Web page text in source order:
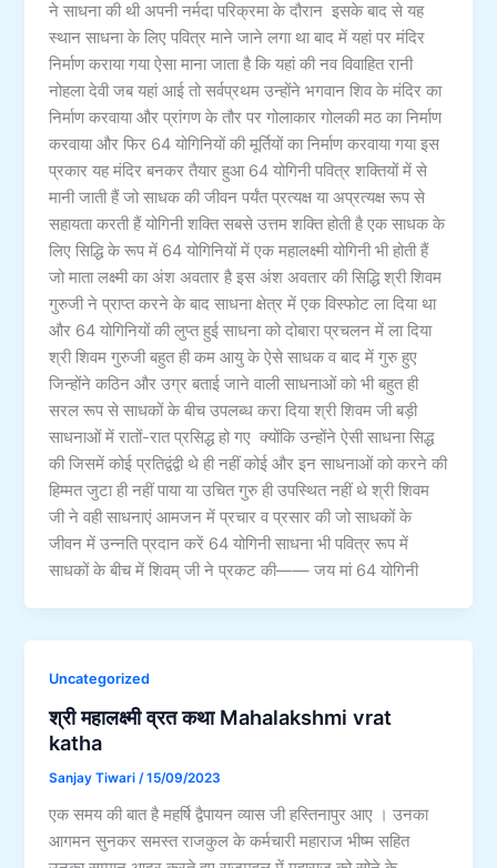
ने साधना की थी अपनी नर्मदा परिक्रमा के दौरान इसके बाद से यह
स्थान साधना के लिए पवित्र माने जाने लगा था बाद में यहां पर मंदिर
निर्माण कराया गया ऐसा माना जाता है कि यहां की नव विवाहित रानी
नोहला देवी जब यहां आई तो सर्वप्रथम उन्होंने भगवान शिव के मंदिर का
निर्माण करवाया और प्रांगण के तौर पर गोलाकार गोलकी मठ का निर्माण
करवाया और फिर 64 योगिनियों की मूर्तियों का निर्माण करवाया गया इस
प्रकार यह मंदिर बनकर तैयार हुआ 64 योगिनी पवित्र शक्तियों में से
मानी जाती हैं जो साधक की जीवन पर्यंत प्रत्यक्ष या अप्रत्यक्ष रूप से
सहायता करती हैं योगिनी शक्ति सबसे उत्तम शक्ति होती है एक साधक के
लिए सिद्धि के रूप में 64 योगिनियों में एक महालक्ष्मी योगिनी भी होती हैं
जो माता लक्ष्मी का अंश अवतार है इस अंश अवतार की सिद्धि श्री शिवम
गुरुजी ने प्राप्त करने के बाद साधना क्षेत्र में एक विस्फोट ला दिया था
और 64 योगिनियों की लुप्त हुई साधना को दोबारा प्रचलन में ला दिया
श्री शिवम गुरुजी बहुत ही कम आयु के ऐसे साधक व बाद में गुरु हुए
जिन्होंने कठिन और उग्र बताई जाने वाली साधनाओं को भी बहुत ही
सरल रूप से साधकों के बीच उपलब्ध करा दिया श्री शिवम जी बड़ी
साधनाओं में रातों-रात प्रसिद्ध हो गए क्योंकि उन्होंने ऐसी साधना सिद्ध
की जिसमें कोई प्रतिद्वंद्वी थे ही नहीं कोई और इन साधनाओं को करने की
हिम्मत जुटा ही नहीं पाया या उचित गुरु ही उपस्थित नहीं थे श्री शिवम
जी ने वही साधनाएं आमजन में प्रचार व प्रसार की जो साधकों के
जीवन में उन्नति प्रदान करें 64 योगिनी साधना भी पवित्र रूप में
साधकों के बीच में शिवम् जी ने प्रकट की—— जय मां 64 योगिनी
Uncategorized
श्री महालक्ष्मी व्रत कथा Mahalakshmi vrat
katha
Sanjay Tiwari/15/09/2023
एक समय की बात है महर्षि द्वैपायन व्यास जी हस्तिनापुर आए । उनका
आगमन सुनकर समस्त राजकुल के कर्मचारी महाराज भीष्म सहित